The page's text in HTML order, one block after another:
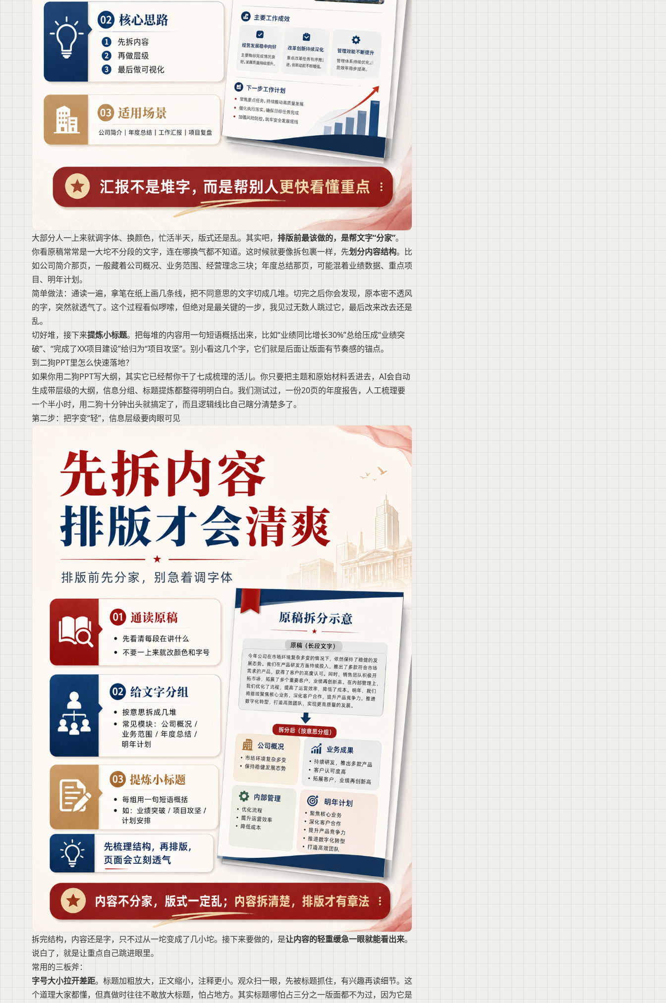
大部分人一上来就调字体、换颜色，忙活半天，版式还是乱。其实吧， 排版前最该做的，是帮文字“分家”。
你看原稿常常是一大坨不分段的文字，连在哪换气都不知道。这时候就要像拆包裹一样，先划分内容结构。比
如公司简介那页，一般藏着公司概况、业务范围、经营理念三块；年度总结那页，可能混着业绩数据、重点项
目、明年计划。
简单做法：通读一遍，拿笔在纸上画几条线，把不同意思的文字切成几堆。切完之后你会发现，原本密不透风
的字，突然就透气了。这个过程看似啰嗦，但绝对是最关键的一步，我见过无数人跳过它，最后改来改去还是
乱。
切好堆，接下来提炼小标题。把每堆的内容用一句短语概括出来，比如“业绩同比增长30%”总给压成“业绩突
破”、“完成了XX项目建设”给归为“项目攻坚”。别小看这几个字，它们就是后面让版面有节奏感的锚点。
到二狗PPT里怎么快速落地？
如果你用二狗PPT写大纲，其实它已经帮你干了七成梳理的活儿。你只要把主题和原始材料丢进去，AI会自动
生成带层级的大纲，信息分组、标题提炼都整得明明白白。我们测试过，一份20页的年度报告，人工梳理要
一个半小时，用二狗十分钟出头就搞定了，而且逻辑线比自己瞎分清楚多了。
第二步：把字变“轻”，信息层级要肉眼可见
拆完结构，内容还是字，只不过从一坨变成了几小坨。接下来要做的，是让内容的轻重缓急一眼就能看出来。
说白了，就是让重点自己跳进眼里。
常用的三板斧：
字号大小拉开差距。标题加粗放大，正文缩小，注释更小。观众扫一眼，先被标题抓住，有兴趣再读细节。这
个道理大家都懂，但真做时往往不敢放大标题，怕占地方。其实标题哪怕占三分之一版面都不为过，因为它是